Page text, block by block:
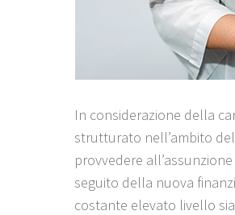
In considerazione della
strutturato nell’ambito
provvedere
seguito della nuova
costante elevato livello